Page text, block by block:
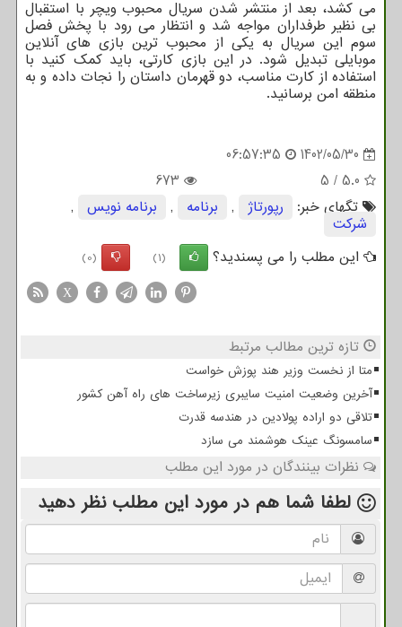
می کشد، بعد از منتشر شدن سریال محبوب ویچر با استقبال
بی نظیر طرفداران مواجه شد و انتظار می رود با پخش فصل
سوم این سریال به یکی از محبوب ترین بازی های آنلاین
موبایلی تبدیل شود. در این بازی کارتی، باید کمک کنید با
استفاده از کارت مناسب، دو قهرمان داستان را نجات داده و به
منطقه امن برسانید.
1402/05/30
06:57:35
5.0
/
5
673
تگهای خبر:
رپورتاژ , برنامه , برنامه نویس ,
شركت
این مطلب را می پسندید؟
(1)
(0)
X
تازه ترین مطالب مرتبط
متا از نخست وزیر هند پوزش خواست
آخرین وضعیت امنیت سایبری زیرساخت های راه آهن کشور
تلاقی دو اراده پولادین در هندسه قدرت
سامسونگ عینک هوشمند می سازد
نظرات بینندگان در مورد این مطلب
لطفا شما هم در مورد این مطلب نظر دهید